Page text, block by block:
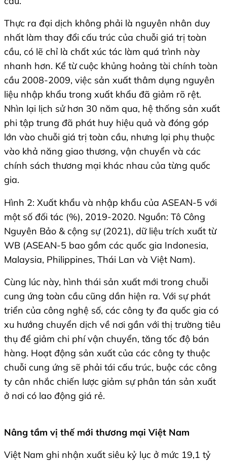
Thực ra đại dịch không phải là nguyên nhân duy
nhất làm thay đổi cấu trúc của chuỗi giá trị toàn
cầu, có lẽ chỉ là chất xúc tác làm quá trình này
nhanh hơn. Kể từ cuộc khủng hoảng tài chính toàn
cầu 2008-2009, việc sản xuất thâm dụng nguyên
liệu nhập khẩu trong xuất khẩu đã giảm rõ rệt.
Nhìn lại lịch sử hơn 30 năm qua, hệ thống sản xuất
phi tập trung đã phát huy hiệu quả và đóng góp
lớn vào chuỗi giá trị toàn cầu, nhưng lại phụ thuộc
vào khả năng giao thương, vận chuyển và các
chính sách thương mại khác nhau của từng quốc
gia.
Hình 2: Xuất khẩu và nhập khẩu của ASEAN-5 với
một số đối tác (%), 2019-2020. Nguồn: Tô Công
Nguyên Bảo & cộng sự (2021), dữ liệu trích xuất từ
WB (ASEAN-5 bao gồm các quốc gia Indonesia,
Malaysia, Philippines, Thái Lan và Việt Nam).
Cùng lúc này, hình thái sản xuất mới trong chuỗi
cung ứng toàn cầu cũng dần hiện ra. Với sự phát
triển của công nghệ số, các công ty đa quốc gia có
xu hướng chuyển dịch về nơi gần với thị trường tiêu
thụ để giảm chi phí vận chuyển, tăng tốc độ bán
hàng. Hoạt động sản xuất của các công ty thuộc
chuỗi cung ứng sẽ phải tái cấu trúc, buộc các công
ty cân nhắc chiến lược giảm sự phân tán sản xuất
ở nơi có lao động giá rẻ.
Nâng tầm vị thế mới thương mại Việt Nam
Việt Nam ghi nhận xuất siêu kỷ lục ở mức 19,1 tỷ